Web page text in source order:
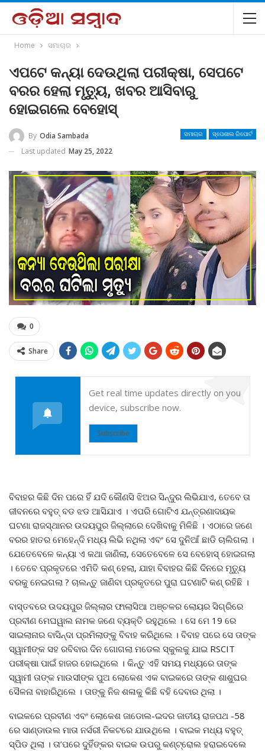
Home ସମାଚାର
ଏପଟେ କନ୍ୟା ଦେଉଥିଲା ପରୀକ୍ଷା, ସେପଟେ
ବରର ହେଲା ମୃତ୍ୟୁ, ଖବର ଆସିବାରୁ
ହୋଇଗଲେ ବେହୋସ୍
ସମାଚାର ସ୍ପେଶାଲ ରିପୋର୍ଟ
By Odia Sambada
Last updated May 25, 2022
0
Share
Get real time updates directly on you
device, subscribe now.
Subscribe
ବିବାହର କିଛି ଦିନ ପରେ ହିଁ ଯଦି କୌଣସି ଝିଅର ସିନ୍ଦୁର ଲିଭିଯାଏ, ତେବେ ତା
ଜୀବନରେ ବହୁତ୍ ବଡ ଝଡ ଆସିଯାଏ । ଏପରି ଗୋଟିଏ ଯନ୍ତ୍ରଣାଦାୟକ
ଘଟଣା ରାଜସ୍ଥାନର ଉଦୟପୁର ଜିଲ୍ଲାରେ ଦେଖିବାକୁ ମିଳିଛି । ଏଠାରେ ଜଣେ
ବରର ହାତର ମେହେନ୍ଦି ମଧ୍ୟ ଲିଭି ନଥିଲା ଏବଂ ସେ ଦୁନିଆଁ ଛାଡି ଚାଲିଗଲା ।
ଯେତେବେଳେ କନ୍ୟା ଏ କଥା ଜାଣିଲା, ସେତେବେଳେ ସେ ବେହୋସ୍ ହୋଇଗଲା
। ତେବେ ପ୍ରକୃତରେ ଏମିତି କଣ୍ ହେଲା, ଯାହା ବିବାହର କିଛି ଦିନରେ ମୃତ୍ୟୁ
ବରକୁ ନେଇଗଲା ? ଚାଲନ୍ତୁ ଜାଣିବା ପ୍ରକୃତରେ ପୁରା ଘଟଣାଟି କଣ୍ ରହିଛି ।
ବାସ୍ତବରେ ଉଦୟପୁର ଜିଲ୍ଲାର ଫାଲାସିଆ ଅଞ୍ଚଳର ଲୋୟର ସିଗ୍ରିରେ
ପ୍ରବୀଣ ମେଘୱାଲ ନାମକ ଜଣେ ବ୍ୟକ୍ତି ରହୁଥିଲେ । ସେ ମେ 19 ରେ
ସାଇଲାନାର ବାସିନ୍ଦା ପ୍ରମିଲାଙ୍କୁ ବିବାହ କରିଥିଲେ । ବିବାହ ପରେ ସେ ତାଙ୍କ
ସ୍ୱାମୀଙ୍କ ସହ ରବିବାର ଦିନ ଗୋଗଲା ମଡେଲ ସ୍କୁଲକୁ ଯାଇ RSCIT
ପରୀକ୍ଷା ପାଇଁ ହାଜର ହୋଇଥିଲେ । କିନ୍ତୁ ଏହି ସମୟ ମଧ୍ୟରେ ତାଙ୍କ
ସ୍ୱାମୀ ତାଙ୍କ ମାଉସୀଙ୍କ ପୁଅ ଲୋକେଶ ଏକ ବାଇକରେ ତାଙ୍କ ଶାଶୁଘର
ସୈଳନା ବାହାରିଥିଲେ । ତାଙ୍କୁ ନିଜ ଶଳାକୁ କିଛି ବହି ଦେବାର ଥିଲା ।
ବାଇକରେ ପ୍ରବୀଣ ଏବଂ ଲୋକେଶ ଜାଡୋଲ-ଇଦର ଜାତୀୟ ରାଜପଥ -58
ରେ ସାଣ୍ଡାଉଲ ମାତା ନର୍ସରୀ ନିକଟରେ ଯାଉଥିଲେ । ବାଇକ ମଧ୍ୟ ବହୁତ୍
ସ୍ପିଡ ଥିଲା । ତା’ପରେ ଦୁହିଁଙ୍କର ବାଇକ ଉପରୁ କଣ୍ଟ୍ରୋଲ ହରାଇଦେଲେ